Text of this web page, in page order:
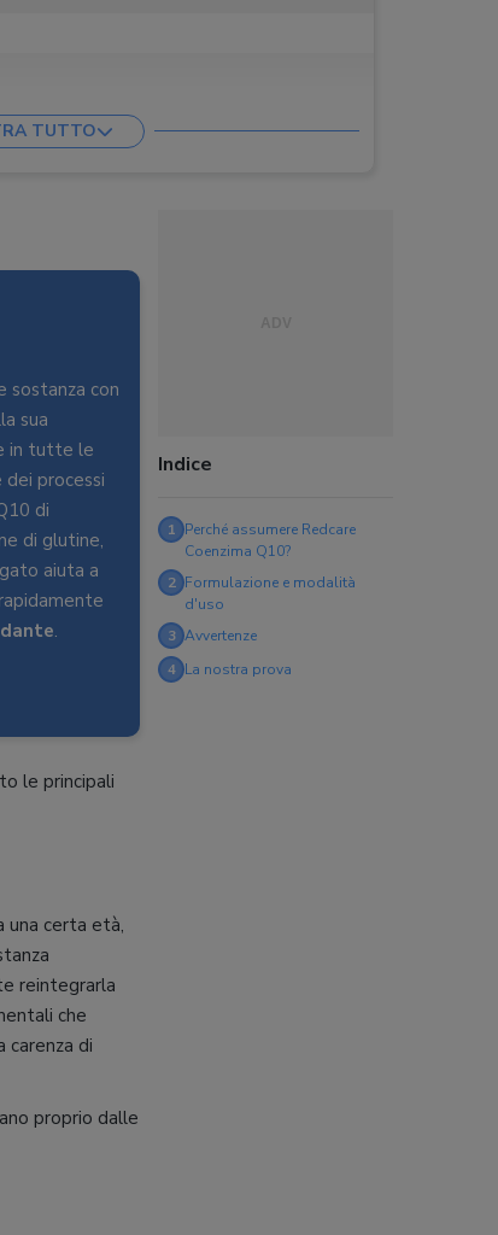
TUTTO
Indice
1 Perché assumere Redcare
Coenzima Q10?
2 Formulazione e modalità
d'uso
3 Avvertenze
4 La nostra prova
sostanza con
sua
in tutte le
processi
di
di glutine,
aiuta a
.
le principali
una certa età,
reintegrarla
che
carenza di
proprio dalle